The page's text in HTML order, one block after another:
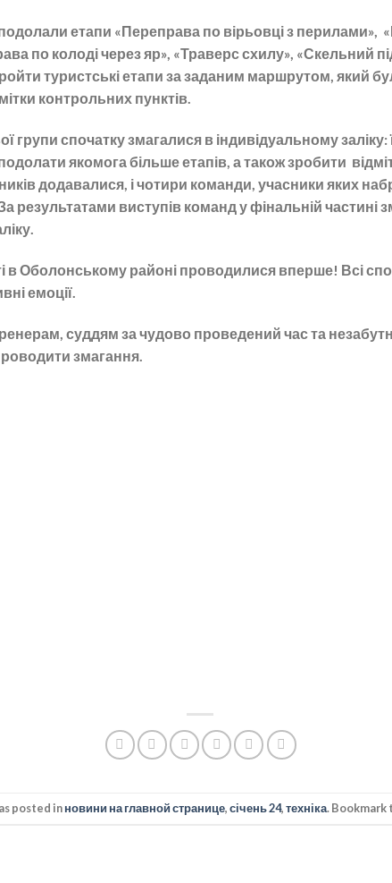
етапи «Переправа по вірьовці з перилами»,
по колоді через яр», «Траверс схилу», «Скельний
туристські етапи за заданим маршрутом, який
контрольних пунктів.
групи спочатку змагалися в індивідуальному
якомога більше етапів, а також зробити
додавалися, і чотири команди, учасники яких
результатами виступів команд у фінальній частині
в Оболонському районі проводилися вперше! Всі
емоції.
суддям за чудово проведений час та
змагання.
posted inновини на главной странице,січень 24,техніка. Bookmark